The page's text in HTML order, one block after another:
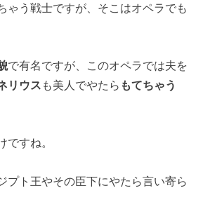
ゃう戦士ですが、そこはオペラでも
で有名ですが、このオペラでは夫を
リウス も美人でやたら もてちゃう
ですね。
プト王やその臣下にやたら言い寄ら